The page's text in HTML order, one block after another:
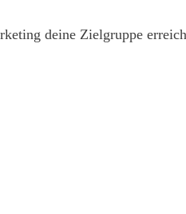
deine Zielgruppe